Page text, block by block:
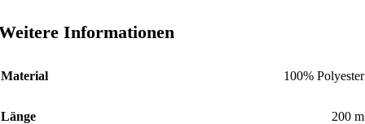
Informationen
Material 100% Polyester
Länge 200 m